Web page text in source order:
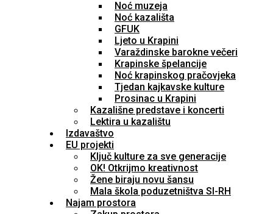
Noć muzeja
Noć kazališta
GFUK
Ljeto u Krapini
Varaždinske barokne večeri
Krapinske špelancije
Noć krapinskog pračovjeka
Tjedan kajkavske kulture
Prosinac u Krapini
Kazališne predstave i koncerti
Lektira u kazalištu
Izdavaštvo
EU projekti
Ključ kulture za sve generacije
OK! Otkrijmo kreativnost
Žene biraju novu šansu
Mala škola poduzetništva SI-RH
Najam prostora